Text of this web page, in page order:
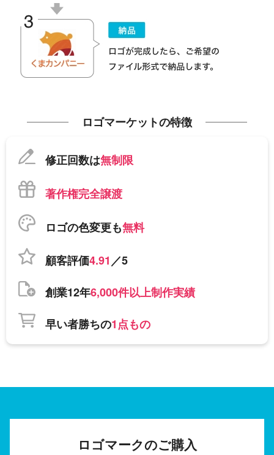
ロゴマーケットの特徴
修正回数は無制限
著作権完全譲渡
ロゴの色変更も無料
顧客評価4.91／5
創業12年6,000件以上制作実績
早い者勝ちの1点もの
ロゴマークのご購入